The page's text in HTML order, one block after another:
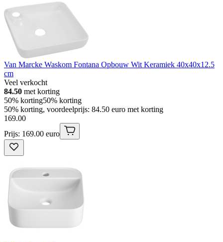
Van Marcke Waskom Fontana Opbouw Wit Keramiek 40x40x12.5
cm
Veel verkocht
84.50 met korting
50% korting50% korting
50% korting, voordeelprijs: 84.50 euro met korting
169.00
Prijs: 169.00 euro